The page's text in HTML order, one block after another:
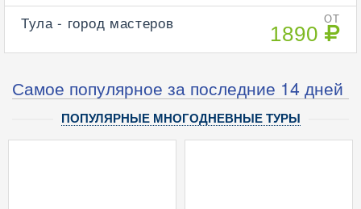
ОТ
1890
Тула - город мастеров
Самое популярное за последние 14 дней
ПОПУЛЯРНЫЕ МНОГОДНЕВНЫЕ ТУРЫ